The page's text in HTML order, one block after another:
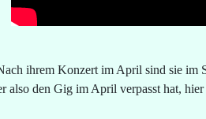
ihrem Konzert im April sind sie im
also den Gig im April verpasst hat,